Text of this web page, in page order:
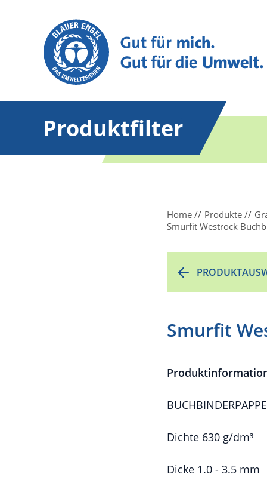
Produktfilter
Home Produkte
Smurfit Westrock
Smurfit
Dichte 630 g/dm³
Dicke 1.0 - 3.5 mm